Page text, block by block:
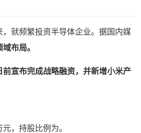
就频繁投资半导体企业。据国内媒
布局。
宣布完成战略融资，并新增小米产
，持股比例为。